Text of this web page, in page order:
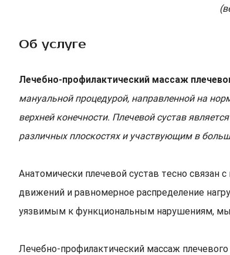
Об услуге
Лечебно-профилактический массаж
мануальной процедурой, направленной на
верхней конечности. Плечевой сустав
различных плоскостях и участвующим в
Анатомически плечевой сустав тесно связан
движений и равномерное распределение
уязвимым к функциональным нарушениям,
Лечебно-профилактический массаж